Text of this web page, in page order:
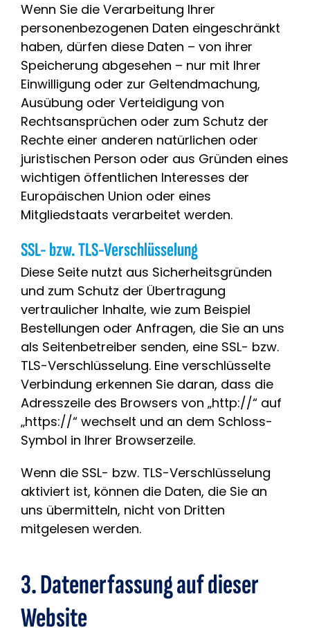
Wenn Sie die Verarbeitung Ihrer
personenbezogenen Daten eingeschränkt
haben, dürfen diese Daten – von ihrer
Speicherung abgesehen – nur mit Ihrer
Einwilligung oder zur Geltendmachung,
Ausübung oder Verteidigung von
Rechtsansprüchen oder zum Schutz der
Rechte einer anderen natürlichen oder
juristischen Person oder aus Gründen eines
wichtigen öffentlichen Interesses der
Europäischen Union oder eines
Mitgliedstaats verarbeitet werden.
SSL- bzw. TLS-Verschlüsselung
Diese Seite nutzt aus Sicherheitsgründen
und zum Schutz der Übertragung
vertraulicher Inhalte, wie zum Beispiel
Bestellungen oder Anfragen, die Sie an uns
als Seitenbetreiber senden, eine SSL- bzw.
TLS-Verschlüsselung. Eine verschlüsselte
Verbindung erkennen Sie daran, dass die
Adresszeile des Browsers von „http://“ auf
„https://“ wechselt und an dem Schloss-
Symbol in Ihrer Browserzeile.
Wenn die SSL- bzw. TLS-Verschlüsselung
aktiviert ist, können die Daten, die Sie an
uns übermitteln, nicht von Dritten
mitgelesen werden.
3. Datenerfassung auf dieser
Website